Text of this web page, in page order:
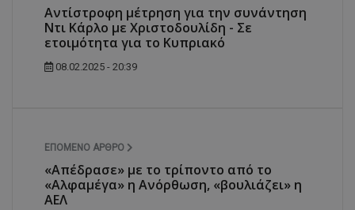
Αντίστροφη μέτρηση για την συνάντηση
Ντι Κάρλο με Χριστοδουλίδη - Σε
ετοιμότητα για το Κυπριακό
08.02.2025 - 20:39
ΕΠΌΜΕΝΟ ΆΡΘΡΟ
«Απέδρασε» με το τρίποντο από το
«Αλφαμέγα» η Ανόρθωση, «βουλιάζει» η
ΑΕΛ
Μη ταξινομημένα
Τα απολύτως απαραίτητα cookies επιτρέπουν
βασικές λειτουργίες του ιστότοπου, όπως τη
σύνδεση χρήστη και τη διαχείριση λογαριασμού.
Ο ιστότοπος δεν μπορεί να χρησιμοποιηθεί σωστά